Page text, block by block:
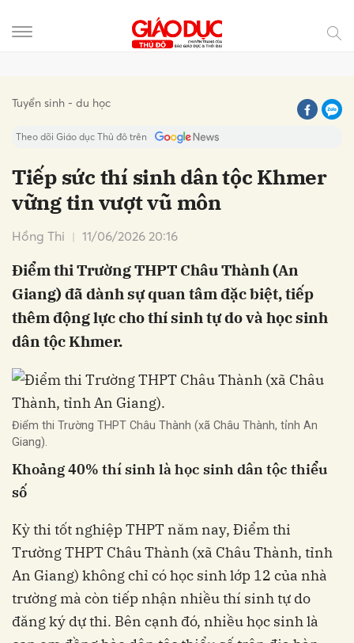
Tuyển sinh - du học
Theo dõi Giáo dục Thủ đô trên
Tiếp sức thí sinh dân tộc Khmer
vững tin vượt vũ môn
Hồng Thi 11/06/2026 20:16
Điểm thi Trường THPT Châu Thành (An
Giang) đã dành sự quan tâm đặc biệt, tiếp
thêm động lực cho thí sinh tự do và học sinh
dân tộc Khmer.
Điểm thi Trường THPT Châu Thành (xã Châu Thành, tỉnh An
Giang).
Khoảng 40% thí sinh là học sinh dân tộc thiểu
số
Kỳ thi tốt nghiệp THPT năm nay, Điểm thi
Trường THPT Châu Thành (xã Châu Thành, tỉnh
An Giang) không chỉ có học sinh lớp 12 của nhà
trường mà còn tiếp nhận nhiều thí sinh tự do
đăng ký dự thi. Bên cạnh đó, nhiều học sinh là
Hủy Gửi